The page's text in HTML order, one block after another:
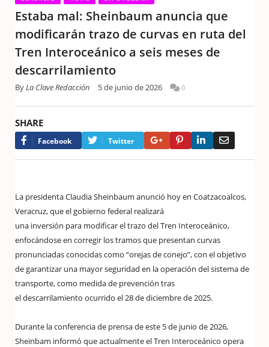
Estaba mal: Sheinbaum anuncia que
modificarán trazo de curvas en ruta del
Tren Interoceánico a seis meses de
descarrilamiento
ByLa Clave Redacción 5 de junio de 2026 0
SHARE
Facebook Twitter Google+PinterestLinkedIn
La presidenta Claudia Sheinbaum anunció hoy en Coatzacoalcos,
Veracruz, que el gobierno federal realizará
una inversión para modificar el trazo del Tren Interoceánico,
enfocándose en corregir los tramos que presentan curvas
pronunciadas conocidas como “orejas de conejo”, con el objetivo
de garantizar una mayor seguridad en la operación del sistema de
transporte, como medida de prevención tras
el descarrilamiento ocurrido el 28 de diciembre de 2025.
Durante la conferencia de prensa de este 5 de junio de 2026,
Sheinbam informó que actualmente el Tren Interoceánico opera